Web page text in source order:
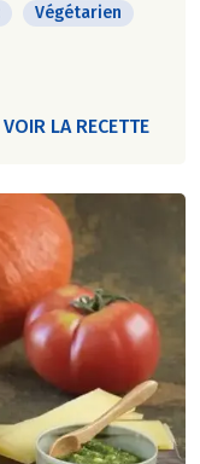
Végétarien
VOIR LA RECETTE